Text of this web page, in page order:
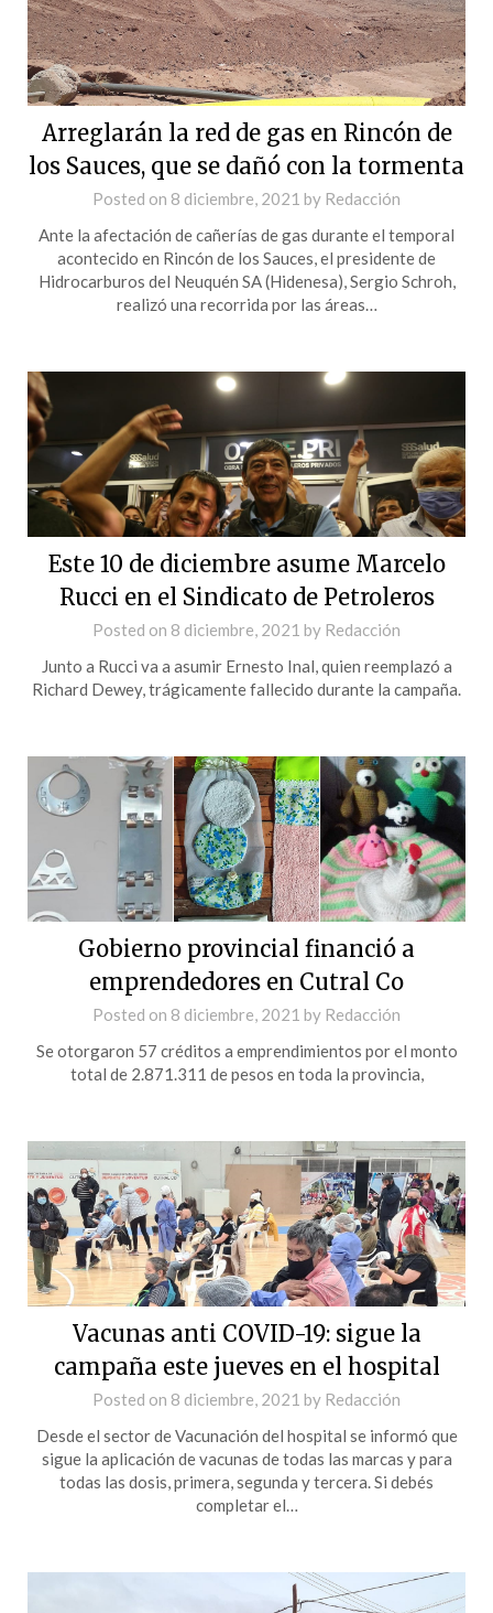
Arreglarán la red de gas en Rincón de
los Sauces, que se dañó con la tormenta
Posted on 8 diciembre, 2021 by Redacción
Ante la afectación de cañerías de gas durante el temporal
acontecido en Rincón de los Sauces, el presidente de
Hidrocarburos del Neuquén SA (Hidenesa), Sergio Schroh,
realizó una recorrida por las áreas…
Este 10 de diciembre asume Marcelo
Rucci en el Sindicato de Petroleros
Posted on 8 diciembre, 2021 by Redacción
Junto a Rucci va a asumir Ernesto Inal, quien reemplazó a
Richard Dewey, trágicamente fallecido durante la campaña.
Gobierno provincial financió a
emprendedores en Cutral Co
Posted on 8 diciembre, 2021 by Redacción
Se otorgaron 57 créditos a emprendimientos por el monto
total de 2.871.311 de pesos en toda la provincia,
Vacunas anti COVID-19: sigue la
campaña este jueves en el hospital
Posted on 8 diciembre, 2021 by Redacción
Desde el sector de Vacunación del hospital se informó que
sigue la aplicación de vacunas de todas las marcas y para
todas las dosis, primera, segunda y tercera. Si debés
completar el…